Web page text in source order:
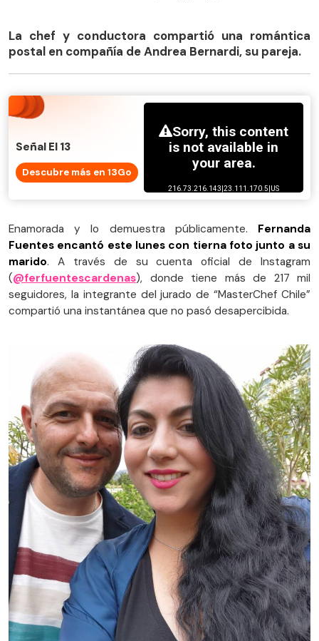
La chef y conductora compartió una romántica
postal en compañía de Andrea Bernardi, su pareja.
Señal El 13
Descubre más en 13Go
Enamorada y lo demuestra públicamente. Fernanda
Fuentes encantó este lunes con tierna foto junto a su
marido. A través de su cuenta oficial de Instagram
(@ferfuentescardenas), donde tiene más de 217 mil
seguidores, la integrante del jurado de “MasterChef Chile”
compartió una instantánea que no pasó desapercibida.